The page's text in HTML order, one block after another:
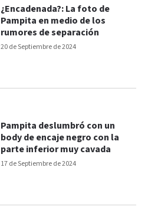
20 de Septiembre de 2024
¿Encadenada?: La foto de
Pampita en medio de los
rumores de separación
17 de Septiembre de 2024
Pampita deslumbró con un
body de encaje negro con la
parte inferior muy cavada